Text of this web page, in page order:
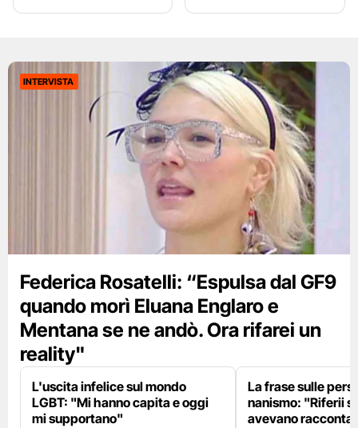
INTERVISTA
Federica Rosatelli: “Espulsa dal GF9
quando morì Eluana Englaro e
Mentana se ne andò. Ora rifarei un
reality"
L'uscita infelice sul mondo
LGBT: "Mi hanno capita e oggi
mi supportano"
La frase sulle
nanismo: "Riferii
avevano